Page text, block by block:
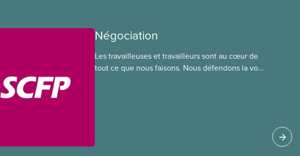
Négociation
Les travailleuses et travailleurs sont au cœur de
tout ce que nous faisons. Nous défendons la voix